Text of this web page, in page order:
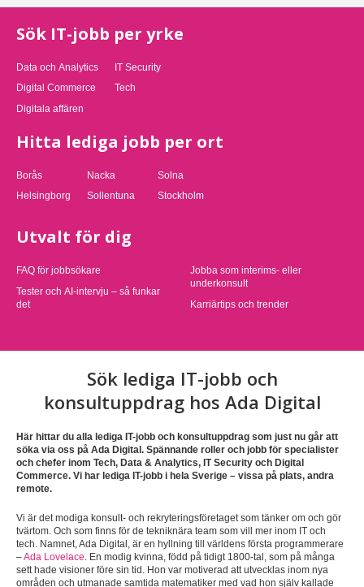
Sök IT-jobb per yrke
Data och Analytics
Digital Commerce
Digitala affären
IT Security
Tech
Hitta lediga jobb per ort
Borås
Helsingborg
Nacka
Sollentuna
Solna
Stockholm
Utvalt för dig
FAQ för jobbsökare
Tester och AI-intervju – så funkar
det
Jobba som interims- eller
underkonsult
Karriärtips och trender
Sök lediga IT-jobb och
konsultuppdrag hos Ada Digital
Här hittar du alla lediga IT-jobb och konsultuppdrag som just nu går att
söka via oss på Ada Digital. Spännande roller och jobb för specialister
och chefer inom Tech, Data & Analytics, IT Security och Digital
Commerce. Vi har lediga IT-jobb i hela Sverige – vissa på plats, andra
remote.
Vi är det modiga konsult- och rekryteringsföretaget som tänker om och gör
tvärtom. Och som finns för de tekniknära team som vill mer inom IT och
tech. Namnet, Ada Digital, är en hyllning till världens första programmerare
–Ada Lovelace. En modig kvinna, född på tidigt 1800-tal, som på många
sett hade visioner före sin tid. Hon var motiverad att utvecklas inom nya
områden och utmanade samtida matematiker med vad hon själv kallade